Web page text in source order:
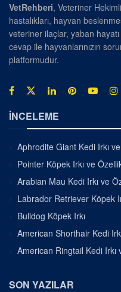
VetRehberi, Veteriner
hastalıkları, hayvan
veteriner ilaçlar, yaban
cevap ile hayvanlarınızın
platformudur.
İNCELEME
Aphrodite Giant Kedi Irkı
Pointer Köpek Irkı ve
Arabian Mau Kedi Irkı ve
Labrador Retriever Köpek
Bulldog Köpek Irkı
American Shorthair Kedi
American Ringtail Kedi Irkı
SON YAZILAR